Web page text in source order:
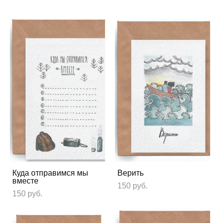
Куда отправимся мы
вместе
150 pуб.
Верить
150 pуб.